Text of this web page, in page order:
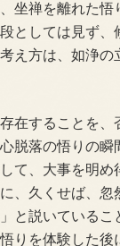
坐禅を離れた
としては見ず、
え方は、如浄の
在することを、
脱落の悟りの瞬
て、大事を明め
、久くせば、忽
と説いている
りを体験した